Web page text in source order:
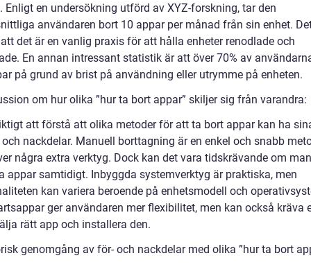
Enligt en undersökning utförd av XYZ-forskning, tar den
användaren bort 10 appar per månad från sin enhet.
det är en vanlig praxis för att hålla enheter renodlade och
En annan intressant statistik är att över 70% av
på grund av brist på användning eller utrymme på enheten.
om hur olika ”hur ta bort appar” skiljer sig från varandra:
att förstå att olika metoder för att ta bort appar kan ha
nackdelar. Manuell borttagning är en enkel och snabb
några extra verktyg. Dock kan det vara tidskrävande om
appar samtidigt. Inbyggda systemverktyg är praktiska, men
kan variera beroende på enhetsmodell och
ger användaren mer flexibilitet, men kan också kräva
rätt app och installera den.
genomgång av för- och nackdelar med olika ”hur ta bort